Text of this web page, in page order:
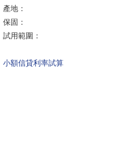
產地：
保固：
試用範圍：
小額信貸利率試算